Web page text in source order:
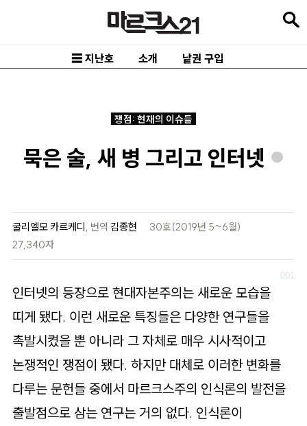
로
☰ 지난호 소개 낱권 구입
쟁점: 현재의 이슈들
묵은 술, 새 병 그리고 인터넷
굴리엘모 카르케디 , 번역 김종현
30호(2019년 5~6월)
27,340자
인터넷의 등장으로 현대자본주의는 새로운 모습을
띠게 됐다. 이런 새로운 특징들은 다양한 연구들을
촉발시켰을 뿐 아니라 그 자체로 매우 시사적이고
논쟁적인 쟁점이 됐다. 하지만 대체로 이러한 변화를
다루는 문헌들 중에서 마르크스주의 인식론의 발전을
출발점으로 삼는 연구는 거의 없다. 인식론이